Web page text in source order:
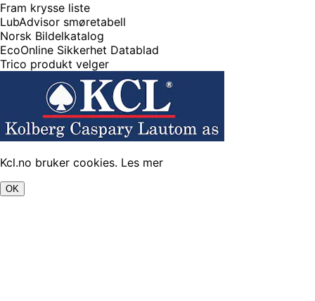
Fram krysse liste
LubAdvisor smøretabell
Norsk Bildelkatalog
EcoOnline Sikkerhet Datablad
Trico produkt velger
Kcl.no bruker cookies. Les mer
OK